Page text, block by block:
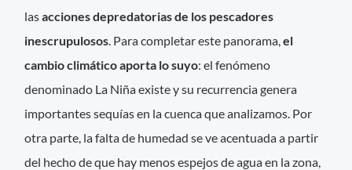
lasacciones depredatorias de los pescadores
inescrupulosos. Para completar este panorama,el
cambio climático aporta lo suyo: el fenómeno
denominado La Niña existe y su recurrencia genera
importantes sequías en la cuenca que analizamos. Por
otra parte, la falta de humedad se ve acentuada a partir
del hecho de que hay menos espejos de agua en la zona,